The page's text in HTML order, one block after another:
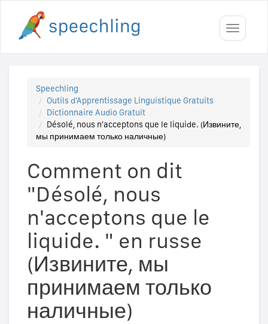
Toggle
Speechling
Outils d'Apprentissage Linguistique Gratuits
Dictionnaire Audio Gratuit
Désolé, nous n'acceptons que le liquide. (Извините,
мы принимаем только наличные)
Comment on dit
"Désolé, nous
n'acceptons que le
liquide. " en russe
(Извините, мы
принимаем только
наличные)